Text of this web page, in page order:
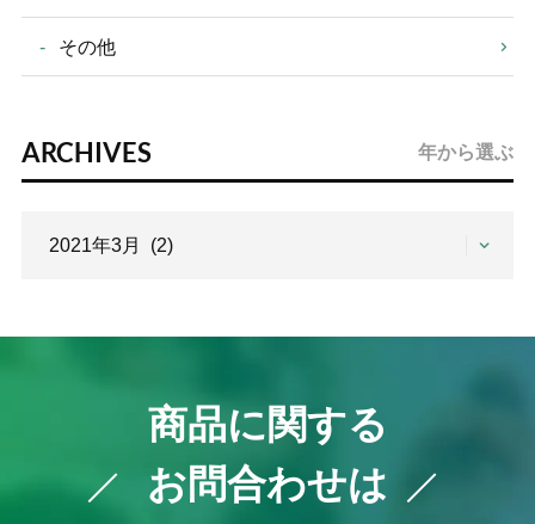
その他
ARCHIVES 年から選ぶ
商品に関する
お問合わせは